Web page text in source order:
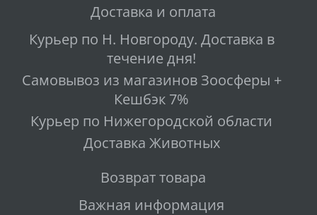
Доставка и оплата
Курьер по Н. Новгороду. Доставка в
течение дня!
Самовывоз из магазинов Зоосферы +
Кешбэк 7%
Курьер по Нижегородской области
Доставка Животных
Возврат товара
Важная информация